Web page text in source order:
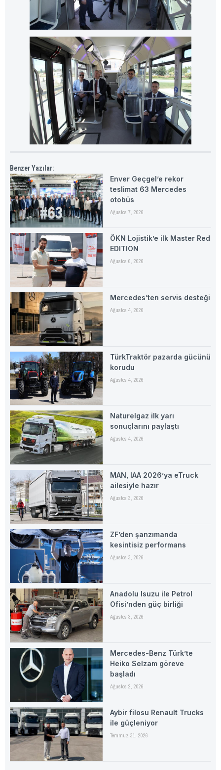
Benzer Yazılar:
Enver Geçgel’e rekor
teslimat 63 Mercedes
otobüs
Ağustos 7, 2026
ÖKN Lojistik’e ilk Master Red
EDITION
Ağustos 6, 2026
Mercedes’ten servis desteği
Ağustos 4, 2026
TürkTraktör pazarda gücünü
korudu
Ağustos 4, 2026
Naturelgaz ilk yarı
sonuçlarını paylaştı
Ağustos 4, 2026
MAN, IAA 2026’ya eTruck
ailesiyle hazır
Ağustos 3, 2026
ZF’den şanzımanda
kesintisiz performans
Ağustos 3, 2026
Anadolu Isuzu ile Petrol
Ofisi’nden güç birliği
Ağustos 3, 2026
Mercedes-Benz Türk’te
Heiko Selzam göreve
başladı
Ağustos 2, 2026
Aybir filosu Renault Trucks
ile güçleniyor
Temmuz 31, 2026